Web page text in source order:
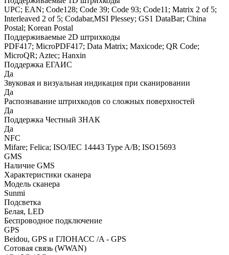
UPC; EAN; Code128; Code 39; Code 93; Code11; Matrix 2 of 5;
Interleaved 2 of 5; Codabar,MSI Plessey; GS1 DataBar; China
Postal; Korean Postal
Поддерживаемые 2D штрихкоды
PDF417; MicroPDF417; Data Matrix; Maxicode; QR Code;
MicroQR; Aztec; Hanxin
Поддержка ЕГАИС
Да
Звуковая и визуальная индикация при сканировании
Да
Распознавание штрихкодов со сложных поверхностей
Да
Поддержка Честный ЗНАК
Да
NFC
Mifare; Felica; ISO/IEC 14443 Type A/B; ISO15693
GMS
Наличие GMS
Характеристики сканера
Модель сканера
Sunmi
Подсветка
Белая, LED
Беспроводное подключение
GPS
Beidou, GPS и ГЛОНАСС /A - GPS
Сотовая связь (WWAN)